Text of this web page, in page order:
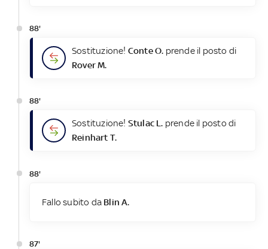
88'
Sostituzione! Conte O. prende il posto di
Rover M.
88'
Sostituzione! Stulac L. prende il posto di
Reinhart T.
88'
Fallo subito da Blin A.
87'